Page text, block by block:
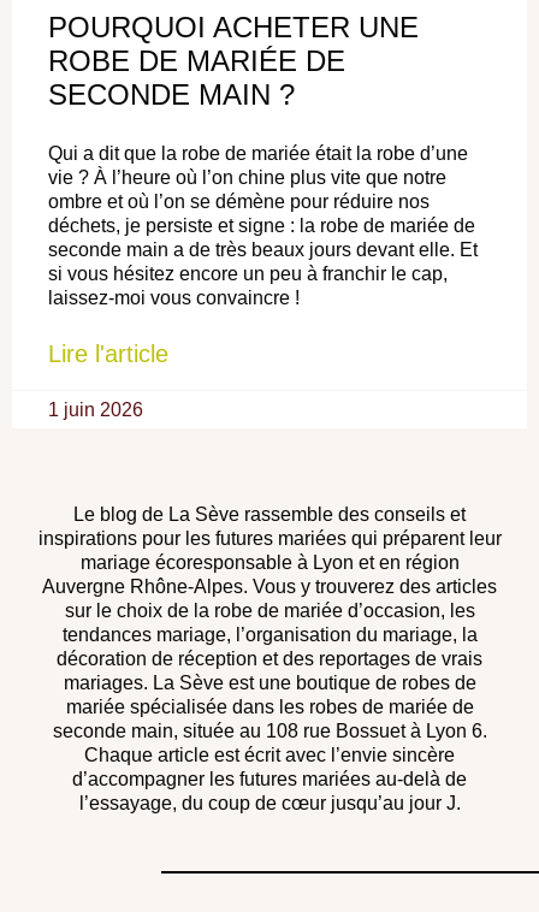
POURQUOI ACHETER UNE
ROBE DE MARIÉE DE
SECONDE MAIN ?
Qui a dit que la robe de mariée était la robe d’une
vie ? À l’heure où l’on chine plus vite que notre
ombre et où l’on se démène pour réduire nos
déchets, je persiste et signe : la robe de mariée de
seconde main a de très beaux jours devant elle. Et
si vous hésitez encore un peu à franchir le cap,
laissez-moi vous convaincre !
Lire l'article
1 juin 2026
Le blog de La Sève rassemble des conseils et
inspirations pour les futures mariées qui préparent leur
mariage écoresponsable à Lyon et en région
Auvergne Rhône-Alpes. Vous y trouverez des articles
sur le choix de la robe de mariée d’occasion, les
tendances mariage, l’organisation du mariage, la
décoration de réception et des reportages de vrais
mariages. La Sève est une boutique de robes de
mariée spécialisée dans les robes de mariée de
seconde main, située au 108 rue Bossuet à Lyon 6.
Chaque article est écrit avec l’envie sincère
d’accompagner les futures mariées au-delà de
l’essayage, du coup de cœur jusqu’au jour J.